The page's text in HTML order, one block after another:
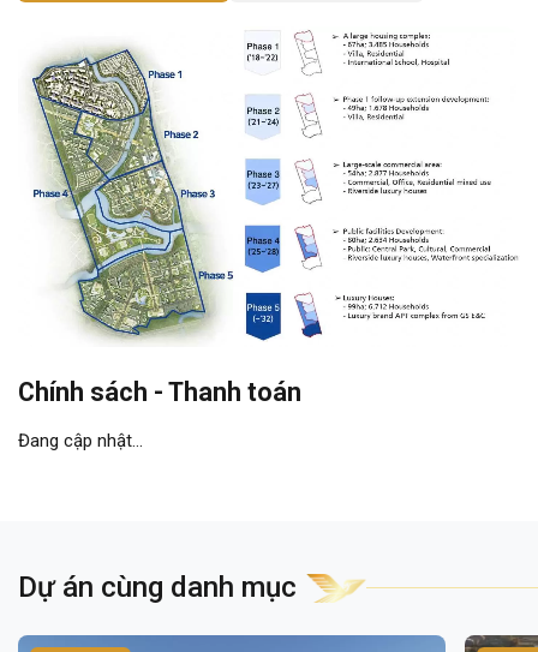
Chính sách - Thanh toán
Đang cập nhật...
Dự án cùng danh mục